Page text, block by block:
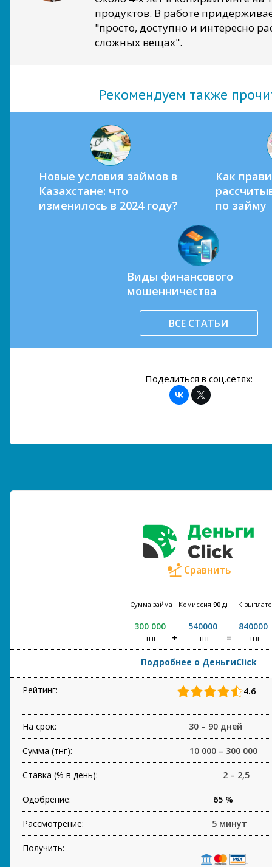
продуктов. В работе
"просто, доступно и интересно
сложных вещах".
Рекомендуем также
Новые условия займов в
Казахстане: что
изменилось в 2024 году?
Как
по займу
Виды финансового
мошенничества
ВСЕ СТАТЬИ
Поделиться в соц.сетях:
Сравнить
Сумма займа
300 000
тнг
Комиссия 90 дн
540000
тнг
К выплате
840000
тнг
Подробнее о ДеньгиClick
Рейтинг: 4.6
На срок: 30 – 90 дней
Сумма (тнг): 10 000 – 300 000
Ставка (% в день): 2 – 2,5
Одобрение: 65 %
Рассмотрение: 5 минут
Получить: